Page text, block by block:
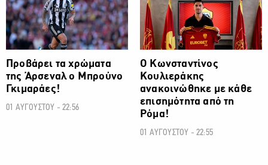
Προβάρει τα χρώματα
της Άρσεναλ ο Μπρούνο
Γκιμαράες!
01 ΑΥΓΟΥΣΤΟΥ - 22:56
Ο Κωνσταντίνος
Κουλιεράκης
ανακοινώθηκε με κάθε
επισημότητα από τη
Ρόμα!
01 ΑΥΓΟΥΣΤΟΥ - 22:55